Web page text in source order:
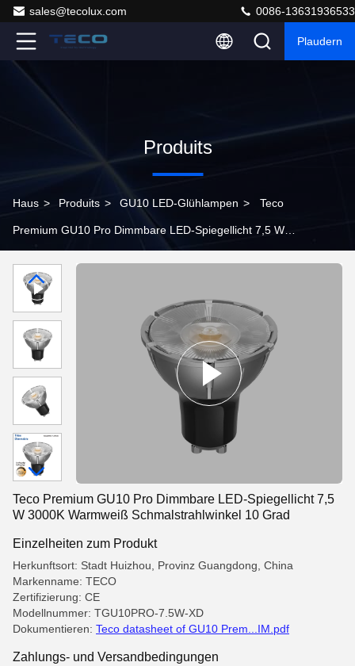
sales@tecolux.com 0086-13631936533
Plaudern
Produits
Haus > Produits > GU10 LED-Glühlampen > Teco
Premium GU10 Pro Dimmbare LED-Spiegellicht 7,5 W
Teco Premium GU10 Pro Dimmbare LED-Spiegellicht 7,5
W 3000K Warmweiß Schmalstrahlwinkel 10 Grad
Einzelheiten zum Produkt
Herkunftsort: Stadt Huizhou, Provinz Guangdong, China
Markenname: TECO
Zertifizierung: CE
Modellnummer: TGU10PRO-7.5W-XD
Dokumentieren: Teco datasheet of GU10 Prem...IM.pdf
Zahlungs- und Versandbedingungen